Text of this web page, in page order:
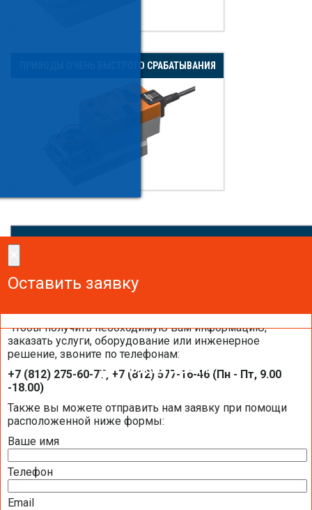
ПРИВОДЫ ОЧЕНЬ БЫСТРОГО СРАБАТЫВАНИЯ
Оставить заявку
Оставить заявку
Чтобы получить необходимую вам информацию,
заказать услуги, оборудование или инженерное
решение, звоните по телефонам:
+7 (812) 275-60-77, +7 (812) 577-16-46 (Пн - Пт, 9.00
-18.00)
Также вы можете отправить нам заявку при помощи
расположенной ниже формы:
Ваше имя
Телефон
Email
Оставить заявку
АВТОМАТИЗАЦИЯ
КОНТРОЛЛЕРЫ
ДАТЧИКИ